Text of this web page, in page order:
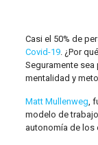
Casi el 50% de
Covid-19. ¿Por
Seguramente
mentalidad y
Matt Mullenweg,
modelo de
autonomía de los